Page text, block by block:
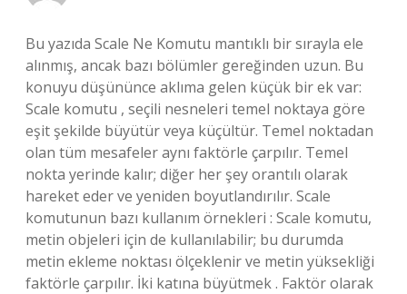
Bu yazıda Scale Ne Komutu mantıklı bir sırayla ele
alınmış, ancak bazı bölümler gereğinden uzun. Bu
konuyu düşününce aklıma gelen küçük bir ek var:
Scale komutu , seçili nesneleri temel noktaya göre
eşit şekilde büyütür veya küçültür. Temel noktadan
olan tüm mesafeler aynı faktörle çarpılır. Temel
nokta yerinde kalır; diğer her şey orantılı olarak
hareket eder ve yeniden boyutlandırılır. Scale
komutunun bazı kullanım örnekleri : Scale komutu,
metin objeleri için de kullanılabilir; bu durumda
metin ekleme noktası ölçeklenir ve metin yüksekliği
faktörle çarpılır. İki katına büyütmek . Faktör olarak